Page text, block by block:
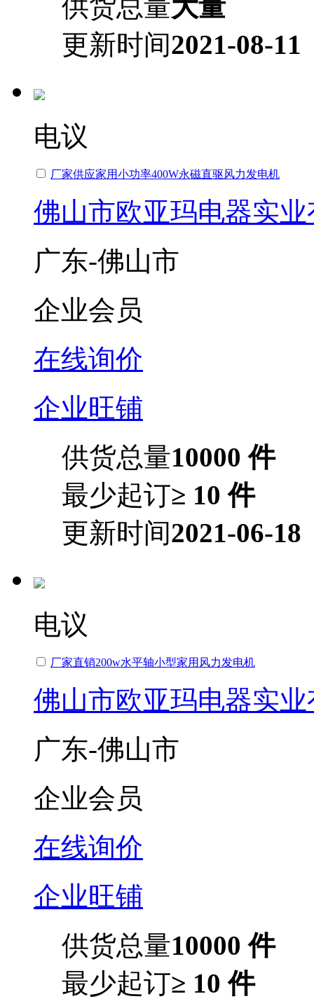
供货总量大量
更新时间2021-08-11
电议
厂家供应家用小功率400W永磁直驱风力发电机
佛山市欧亚玛电器实
广东-佛山市
企业会员
在线询价
企业旺铺
供货总量10000 件
最少起订≥ 10 件
更新时间2021-06-18
电议
厂家直销200w水平轴小型家用风力发电机
佛山市欧亚玛电器实
广东-佛山市
企业会员
在线询价
企业旺铺
供货总量10000 件
最少起订≥ 10 件